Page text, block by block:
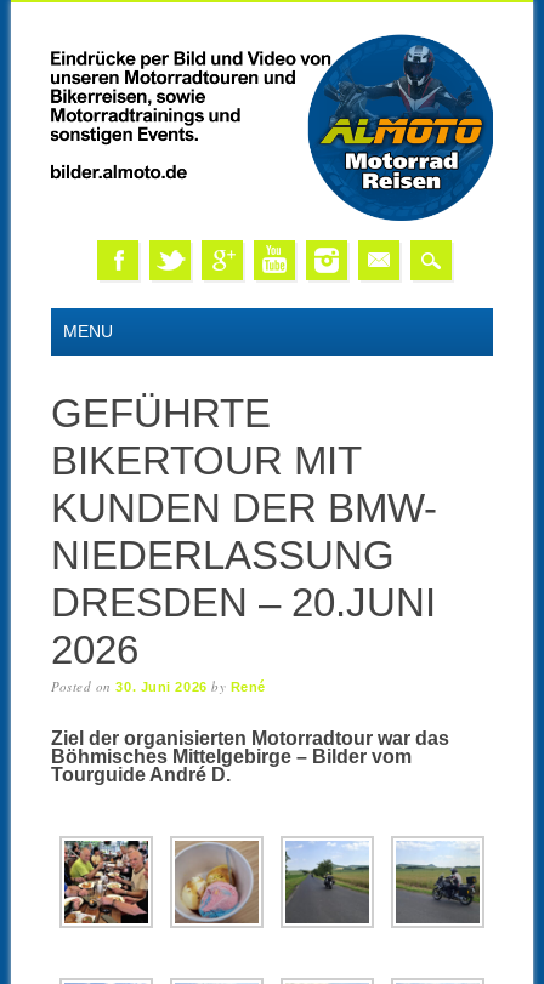
MAIN MENU
MENU
GEFÜHRTE
BIKERTOUR MIT
KUNDEN DER BMW-
NIEDERLASSUNG
DRESDEN – 20.JUNI
2026
Posted on30. Juni 2026 by René
Ziel der organisierten Motorradtour war das
Böhmisches Mittelgebirge – Bilder vom
Tourguide André D.